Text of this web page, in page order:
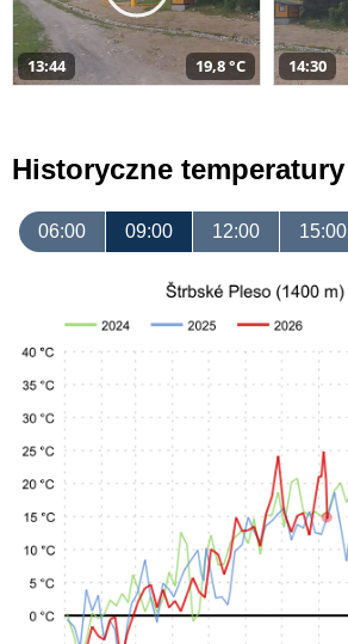
13:44 19,8 °C 14:30
Historyczne temperatury
06:00 09:00 12:00 15:00